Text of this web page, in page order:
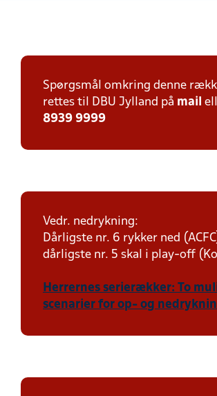
Spørgsmål omkring denne
rettes til DBU Jylland på mail
8939 9999
Vedr. nedrykning:
Dårligste nr. 6 rykker ned
dårligste nr. 5 skal i play-off
Herrernes serierækker: To
scenarier for op- og